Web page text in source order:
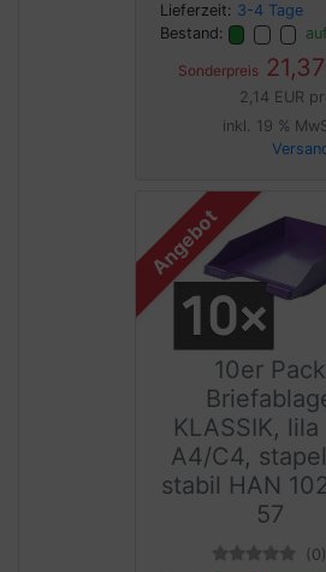
Lieferzeit: 3-4 Tage
Bestand:
Sonderpreis21,37
2,14 EUR
inkl. 19 %
Angebot
10er Pack
KLASSIK, lila
A4/C4,
stabil HAN
57
(0)